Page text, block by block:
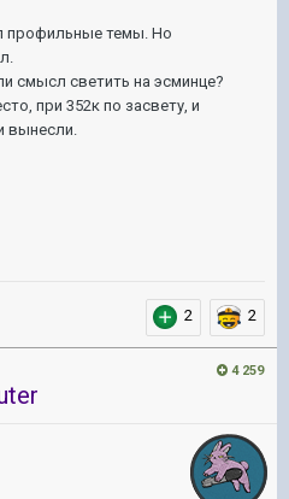
профильные темы. Но
смысл светить на эсминце?
при 352к по засвету, и
вынесли.
2 2
4 259